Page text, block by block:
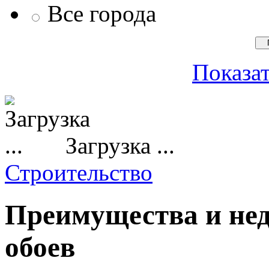
Все города
Загрузка ...
Строительство
Преимущества и
обоев